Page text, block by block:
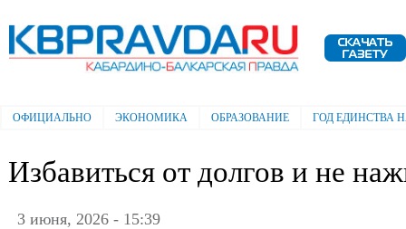
Электронная газета "Кабардино-
Балкарская правда"
Главное меню
ОФИЦИАЛЬНО ЭКОНОМИКА ОБРАЗОВАНИЕ ГОД ЕДИНСТВА
Избавиться от долгов и не
3 июня, 2026 - 15:39